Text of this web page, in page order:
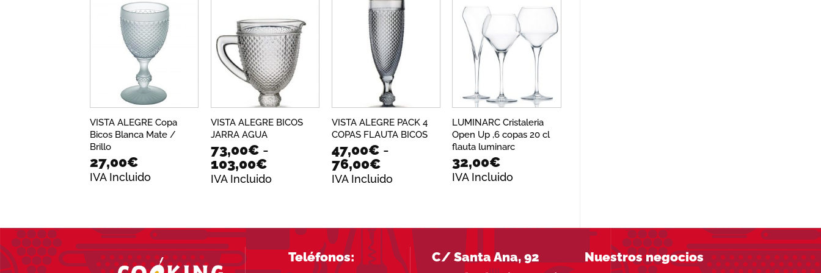
76,00€
Añadir
VISTA ALEGRE Copa
Bicos Blanca Mate /
Brillo
27,00€
IVA Incluido
Añadir
a la
lista de
deseos
VISTA ALEGRE BICOS
JARRA AGUA
73,00€ -
103,00€Rango
de
hasta
103,00€
IVA Incluido
VISTA ALEGRE PACK 4
COPAS FLAUTA BICOS
47,00€ -
76,00€Rango
de
hasta
76,00€
IVA Incluido
Añadir
a la
lista de
deseos
LUMINARC Cristaleria
Open Up ,6 copas 20 cl
flauta luminarc
32,00€
IVA Incluido
Teléfonos:
C/ Santa Ana, 92
Nuestros negocios